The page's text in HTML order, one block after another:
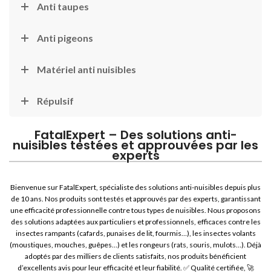
Anti taupes
Anti pigeons
Matériel anti nuisibles
Répulsif
FatalExpert – Des solutions anti-
nuisibles testées et approuvées par les
experts
Bienvenue sur FatalExpert, spécialiste des solutions anti-nuisibles depuis plus
de 10 ans. Nos produits sont testés et approuvés par des experts, garantissant
une efficacité professionnelle contre tous types de nuisibles. Nous proposons
des solutions adaptées aux particuliers et professionnels, efficaces contre les
insectes rampants (cafards, punaises de lit, fourmis…), les insectes volants
(moustiques, mouches, guêpes…) et les rongeurs (rats, souris, mulots…). Déjà
adoptés par des milliers de clients satisfaits, nos produits bénéficient
d’excellents avis pour leur efficacité et leur fiabilité. ✅ Qualité certifiée, 🚀